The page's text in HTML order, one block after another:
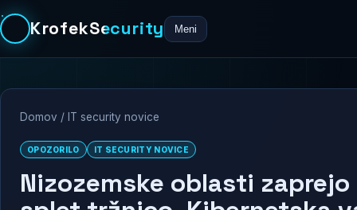
KrofekSecurity Meni
Domov / IT security novice
OPOZORILO IT SECURITY NOVICE
Nizozemske oblasti